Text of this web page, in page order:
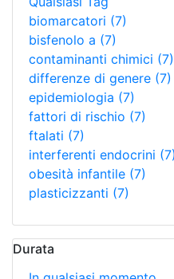
biomarcatori (7)
bisfenolo a (7)
contaminanti chimici (7)
differenze di genere (7)
epidemiologia (7)
fattori di rischio (7)
ftalati (7)
interferenti endocrini (7)
obesità infantile (7)
plasticizzanti (7)
Durata